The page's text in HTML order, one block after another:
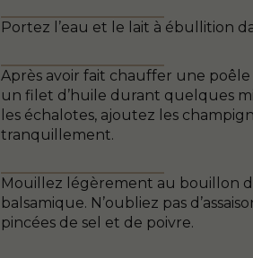
Portez l’eau et le lait à ébullition
Après avoir fait chauffer une
un filet d’huile durant quelques
les échalotes, ajoutez les
tranquillement.
Mouillez légèrement au bouillon
balsamique. N’oubliez pas
pincées de sel et de poivre.